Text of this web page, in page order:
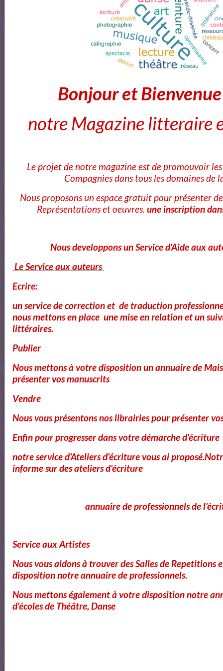
<a href="http://www.artquid.com" title="ArtQuid, The Art World
Marketplace."><img style="border:1px solid #eee;"
src="https://artquid-
Annuaires des Cours et ateliers d'ecriture Paris
Ecole Les Mots
Voici ce que vous pouvez lire dans notre
Magazine
OK
Cours Ateliers Formations
Cours et Formation Paris
Cours et Ateliers de Cinema
Annuaire et Formation Cinema
Bonjour et
notre Magazine litteraire
Le projet de notre magazine est de promouvoir
Compagnies dans tous les domaines de
Nous proposons un espace gratuit pour présenter
Représentations et oeuvres. une inscription
Nous developpons un Service d'Aide aux
Le Service aux auteurs
Ecrire:
un service de correction et de traduction
nous mettons en place une mise en relation et un
littéraires.
Publier
Nous mettons à votre disposition un annuaire de
présenter vos manuscrits
Vendre
Nous vous présentons nos librairies pour présenter
Enfin pour progresser dans votre démarche d'écriture
notre service d'Ateliers d'écriture vous ai
informe sur des ateliers d'écriture
annuaire de professionnels de
Service aux Artistes
Nous vous aidons à trouver des Salles de Repetitions
disposition notre annuaire de professionnels.
Nous mettons également à votre disposition notre
d'écoles de Théâtre, Danse